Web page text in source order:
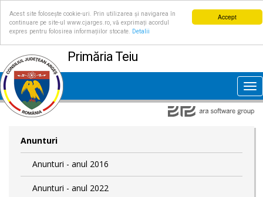
Accept
Acest site folosește cookie-uri. Prin utilizarea și navigarea în
continuare pe site-ul www.cjarges.ro, vă exprimați acordul
expres pentru folosirea informațiilor stocate.
Detalii
Primăria Teiu
Anunturi
Anunturi - anul 2016
Anunturi - anul 2022